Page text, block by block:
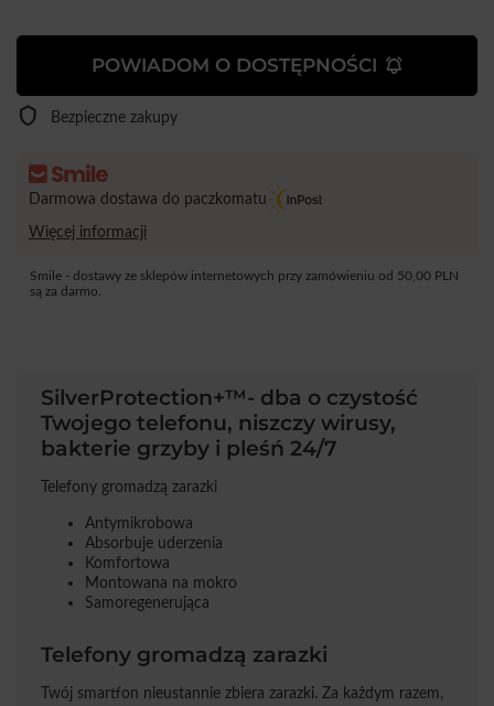
POWIADOM O DOSTĘPNOŚCI
Bezpieczne zakupy
Darmowa dostawa do paczkomatu
Więcej informacji
Smile - dostawy ze sklepów internetowych przy zamówieniu od 50,00 PLN
są za darmo.
SilverProtection+™- dba o czystość
Twojego telefonu, niszczy wirusy,
bakterie grzyby i pleśń 24/7
Telefony gromadzą zarazki
Antymikrobowa
Absorbuje uderzenia
Komfortowa
Montowana na mokro
Samoregenerująca
Telefony gromadzą zarazki
Twój smartfon nieustannie zbiera zarazki. Za każdym razem,